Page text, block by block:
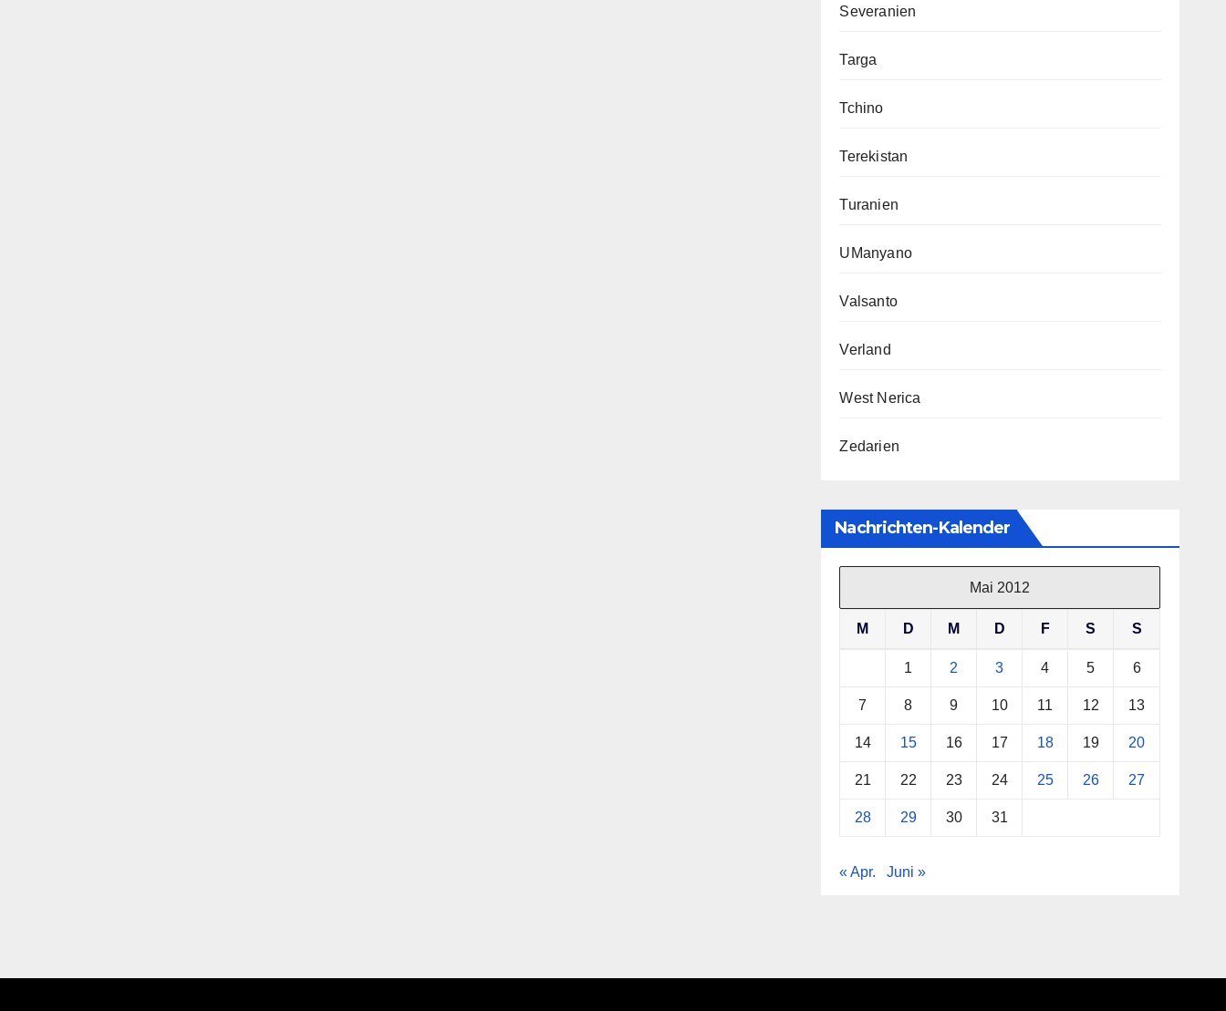
Severanien
Targa
Tchino
Terekistan
Turanien
UManyano
Valsanto
Verland
West Nerica
Zedarien
Nachrichten-Kalender
Mai 2012
M D M D F S S
1 2 3 4 5 6
7 8 9 10 11 12 13
14 15 16 17 18 19 20
21 22 23 24 25 26 27
28 29 30 31
« Apr. Juni »